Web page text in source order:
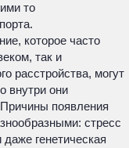
то
которое часто
так и
расстройства, могут
внутри они
появления
стресс
генетическая